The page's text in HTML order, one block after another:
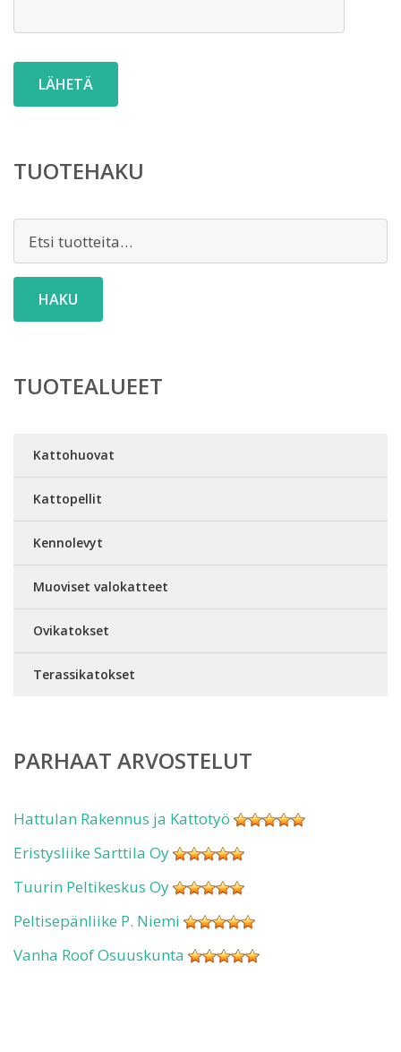
TUOTEHAKU
HAKU
TUOTEALUEET
Kattohuovat
Kattopellit
Kennolevyt
Muoviset valokatteet
Ovikatokset
Terassikatokset
PARHAAT ARVOSTELUT
Hattulan Rakennus ja Kattotyö
Eristysliike Sarttila Oy
Tuurin Peltikeskus Oy
Peltisepänliike P. Niemi
Vanha Roof Osuuskunta